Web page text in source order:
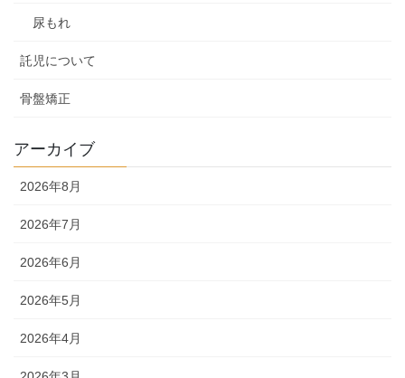
尿もれ
託児について
骨盤矯正
アーカイブ
2026年8月
2026年7月
2026年6月
2026年5月
2026年4月